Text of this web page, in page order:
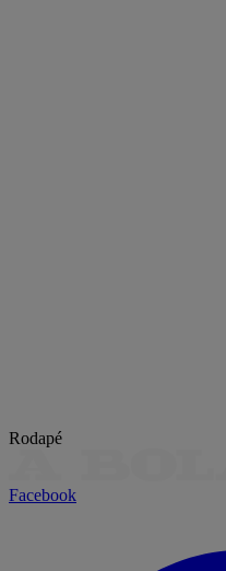
Rodapé
Facebook